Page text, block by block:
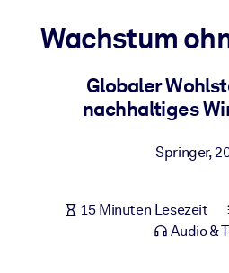
Bauen Sie eine gesunde und
NACH SYSTEM
Integrieren Sie kompaktes,
Für
Bereichern Sie Ihre
Wachstum
Globaler
nachhaltiges
Springer,
15 Minuten Lesezeit
Audio &